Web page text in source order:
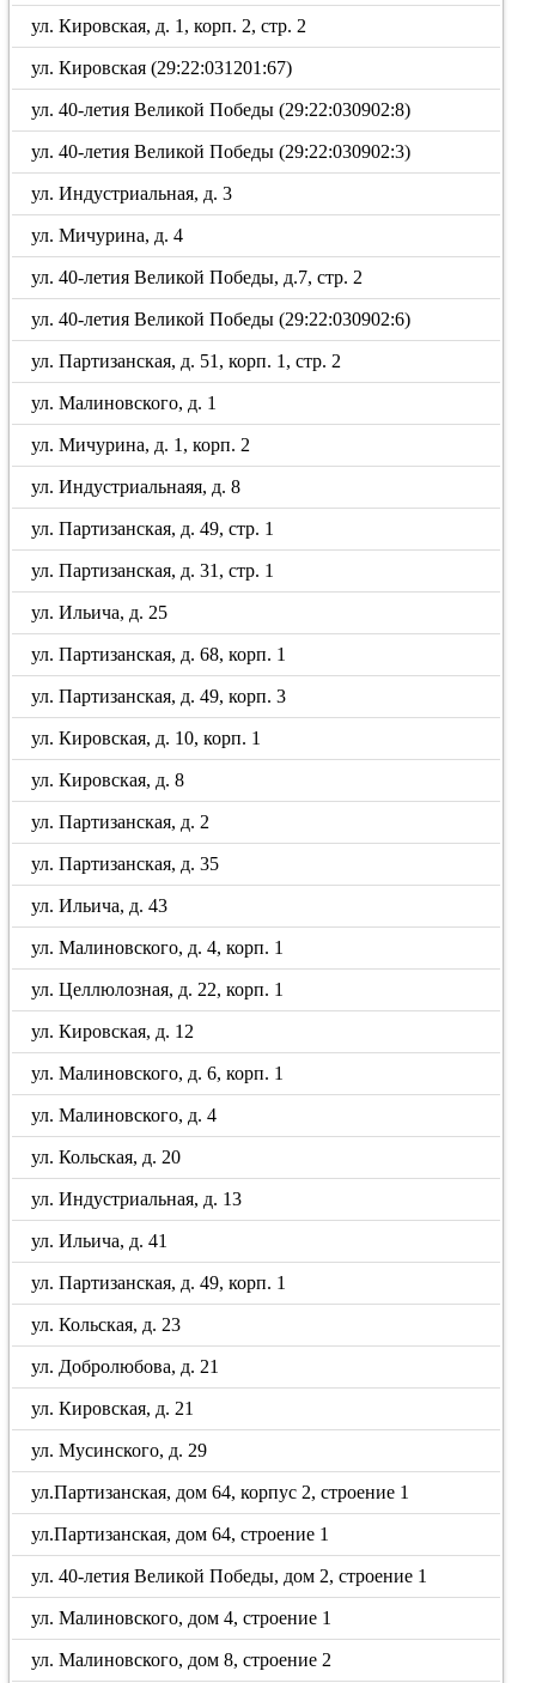
ул. Кировская, д. 1, корп. 2, стр. 2
ул. Кировская (29:22:031201:67)
ул. 40-летия Великой Победы (29:22:030902:8)
ул. 40-летия Великой Победы (29:22:030902:3)
ул. Индустриальная, д. 3
ул. Мичурина, д. 4
ул. 40-летия Великой Победы, д.7, стр. 2
ул. 40-летия Великой Победы (29:22:030902:6)
ул. Партизанская, д. 51, корп. 1, стр. 2
ул. Малиновского, д. 1
ул. Мичурина, д. 1, корп. 2
ул. Индустриальнаяя, д. 8
ул. Партизанская, д. 49, стр. 1
ул. Партизанская, д. 31, стр. 1
ул. Ильича, д. 25
ул. Партизанская, д. 68, корп. 1
ул. Партизанская, д. 49, корп. 3
ул. Кировская, д. 10, корп. 1
ул. Кировская, д. 8
ул. Партизанская, д. 2
ул. Партизанская, д. 35
ул. Ильича, д. 43
ул. Малиновского, д. 4, корп. 1
ул. Целлюлозная, д. 22, корп. 1
ул. Кировская, д. 12
ул. Малиновского, д. 6, корп. 1
ул. Малиновского, д. 4
ул. Кольская, д. 20
ул. Индустриальная, д. 13
ул. Ильича, д. 41
ул. Партизанская, д. 49, корп. 1
ул. Кольская, д. 23
ул. Добролюбова, д. 21
ул. Кировская, д. 21
ул. Мусинского, д. 29
ул.Партизанская, дом 64, корпус 2, строение 1
ул.Партизанская, дом 64, строение 1
ул. 40-летия Великой Победы, дом 2, строение 1
ул. Малиновского, дом 4, строение 1
ул. Малиновского, дом 8, строение 2